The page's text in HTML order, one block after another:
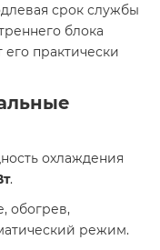
срок службы
блока
его практически
охлаждения
.
обогрев,
режим.